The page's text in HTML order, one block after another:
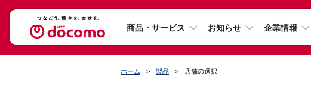
商品・サービス お知らせ 企業情報
ホーム 製品 店舗の選択